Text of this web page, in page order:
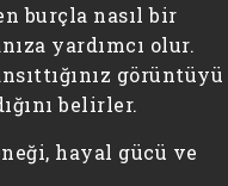
burçla nasıl bir
yardımcı olur.
görüntüyü
belirler.
hayal gücü ve